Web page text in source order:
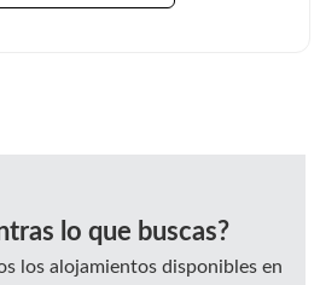
lo que buscas?
los alojamientos disponibles en